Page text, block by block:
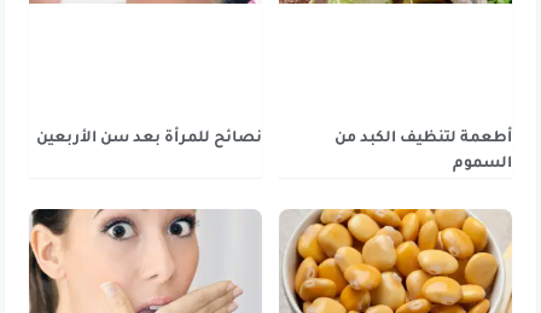
أطعمة لتنظيف الكبد من
السموم
نصائح للمرأة بعد سن الأربعين